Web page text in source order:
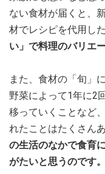
ない食材が届くと、
材でレシピを代用し
い」で料理のバリエ
また、食材の「旬」
野菜によって1年に2
移っていくことなど
れたことはたくさんあ
の生活のなかで食育
がたいと思うのです。